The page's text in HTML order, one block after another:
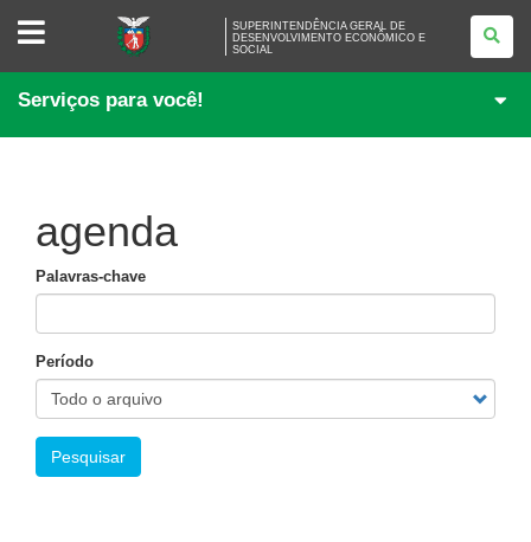
SUPERINTENDÊNCIA
DESENVOLVIMENTO
ECONÔMICO
E
SUPERINTENDÊNCIA GERAL DE
DESENVOLVIMENTO ECONÔMICO E
SOCIAL
Serviços para você!
agenda
Palavras-chave
Período
Pesquisar